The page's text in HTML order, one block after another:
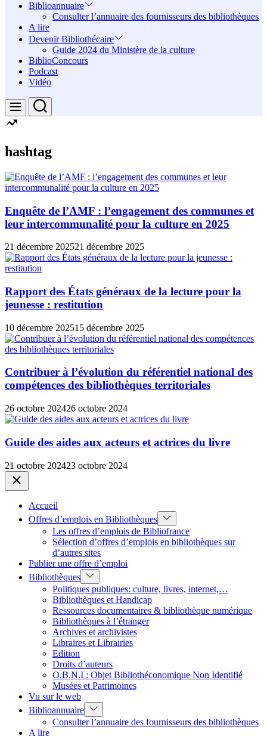
Biblioannuaire
Consulter l’annuaire des fournisseurs des bibliothèques
A lire
Devenir Bibliothécaire
Guide 2024 du Ministère de la culture
BiblioConcours
Podcast
Vidéo
Menu Search
hashtag
Enquête de l’AMF : l’engagement des communes et
leur intercommunalité pour la culture en 2025
21 décembre 202521 décembre 2025
Rapport des États généraux de la lecture pour la
jeunesse : restitution
10 décembre 202515 décembre 2025
Contribuer à l’évolution du référentiel national des
compétences des bibliothèques territoriales
26 octobre 202426 octobre 2024
Guide des aides aux acteurs et actrices du livre
21 octobre 202423 octobre 2024
Close
Accueil
Offres d’emplois en Bibliothèques Show
sub
menu
Les offres d’emplois de Bibliofrance
Sélection d’offres d’emplois en bibliothèques sur
d’autres sites
Publier une offre d’emploi
Bibliothèques Show
sub
menu
Politiques publiques: culture, livres, internet,…
Bibliothèques et Handicap
Ressources documentaires & bibliothèque numérique
Bibliothèques à l’étranger
Archives et archivistes
Libraires et Librairies
Edition
Droits d’auteurs
O.B.N.I : Objet Bibliothéconomique Non Identifié
Musées et Patrimoines
Vu sur le web
Biblioannuaire Show
sub
menu
Consulter l’annuaire des fournisseurs des bibliothèques
A lire